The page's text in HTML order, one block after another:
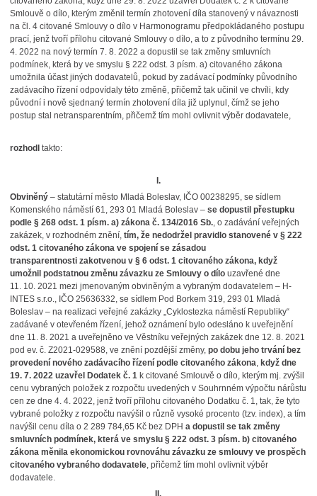
Smlouvě o dílo, kterým změnil termín zhotovení díla stanovený v návaznosti
na čl. 4 citované Smlouvy o dílo v Harmonogramu předpokládaného postupu
prací, jenž tvoří přílohu citované Smlouvy o dílo, a to z původního termínu 29.
4. 2022 na nový termín 7. 8. 2022 a dopustil se tak změny smluvních
podmínek, která by ve smyslu § 222 odst. 3 písm. a) citovaného zákona
umožnila účast jiných dodavatelů, pokud by zadávací podmínky původního
zadávacího řízení odpovídaly této změně, přičemž tak učinil ve chvíli, kdy
původní i nově sjednaný termín zhotovení díla již uplynul, čímž se jeho
postup stal netransparentním, přičemž tím mohl ovlivnit výběr dodavatele,
rozhodl takto:
I.
Obviněný– statutární město Mladá Boleslav, IČO 00238295, se sídlem
Komenského náměstí 61, 293 01 Mladá Boleslav – se dopustil přestupku
podle § 268 odst. 1 písm. a) zákona č. 134/2016 Sb., o zadávání veřejných
zakázek, v rozhodném znění, tím, že nedodržel pravidlo stanovené v § 222
odst. 1 citovaného zákona ve spojení se zásadou
transparentnosti zakotvenou v § 6 odst. 1 citovaného zákona, když
umožnil podstatnou změnu závazku ze Smlouvy o dílo uzavřené dne
11. 10. 2021 mezi jmenovaným obviněným a vybraným dodavatelem – H-
INTES s.r.o., IČO 25636332, se sídlem Pod Borkem 319, 293 01 Mladá
Boleslav – na realizaci veřejné zakázky „Cyklostezka náměstí Republiky“
zadávané v otevřeném řízení, jehož oznámení bylo odesláno k uveřejnění
dne 11. 8. 2021 a uveřejněno ve Věstníku veřejných zakázek dne 12. 8. 2021
pod ev. č. Z2021-029588, ve znění pozdější změny, po dobu jeho trvání bez
provedení nového zadávacího řízení podle citovaného zákona, když dne
19. 7. 2022 uzavřel Dodatek č. 1k citované Smlouvě o dílo, kterým mj. zvýšil
cenu vybraných položek z rozpočtu uvedených v Souhrnném výpočtu nárůstu
cen ze dne 4. 4. 2022, jenž tvoří přílohu citovaného Dodatku č. 1, tak, že tyto
vybrané položky z rozpočtu navýšil o různě vysoké procento (tzv. index), a tím
navýšil cenu díla o 2 289 784,65 Kč bez DPH a dopustil se tak změny
smluvních podmínek, která ve smyslu § 222 odst. 3 písm. b) citovaného
zákona měnila ekonomickou rovnováhu závazku ze smlouvy ve prospěch
citovaného vybraného dodavatele, přičemž tím mohl ovlivnit výběr
dodavatele.
II.